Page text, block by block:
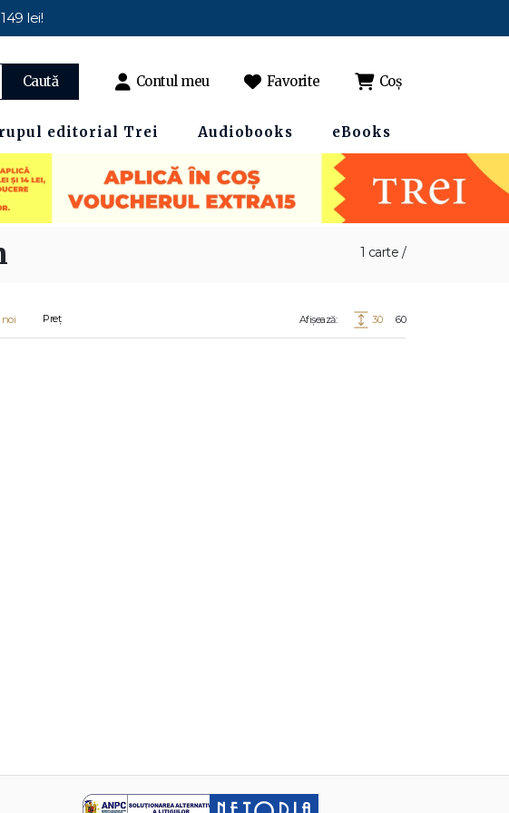
lei!
Caută Contul meu Favorite Coș
editorial Trei Audiobooks eBooks
1 carte /
noi Preț Afișează: 30 60